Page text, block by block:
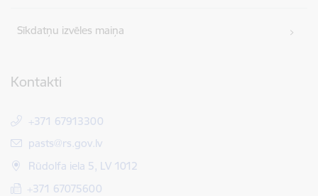
Sīkdatņu izvēles maiņa
Kontakti
+371 67913300
E-pasts:
pasts@rs.gov.lv
Rūdolfa iela 5, LV 1012
+371 67075600